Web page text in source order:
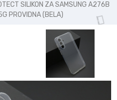
SILIKON ZA SAMSUNG A276B
PROVIDNA (BELA)